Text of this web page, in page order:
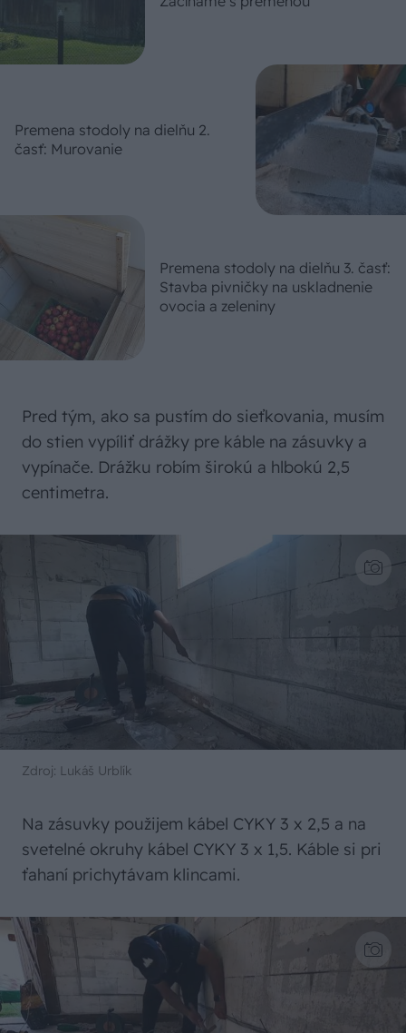
Premena stodoly na dielňu 2.
časť: Murovanie
Premena stodoly na dielňu 3. časť:
Stavba pivničky na uskladnenie
ovocia a zeleniny
Pred tým, ako sa pustím do sieťkovania, musím
do stien vypíliť drážky pre káble na zásuvky a
vypínače. Drážku robím širokú a hlbokú 2,5
centimetra.
Zdroj: Lukáš Urblík
Na zásuvky použijem kábel CYKY 3 x 2,5 a na
svetelné okruhy kábel CYKY 3 x 1,5. Káble si pri
ťahaní prichytávam klincami.